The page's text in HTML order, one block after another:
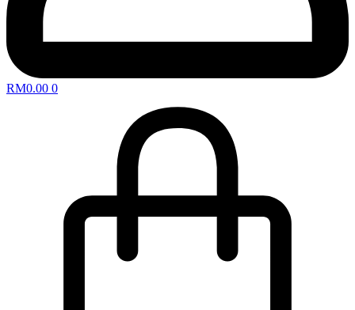
RM0.00 0